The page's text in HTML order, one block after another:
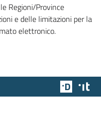
Regioni/Province
e delle limitazioni per la
elettronico.
Team